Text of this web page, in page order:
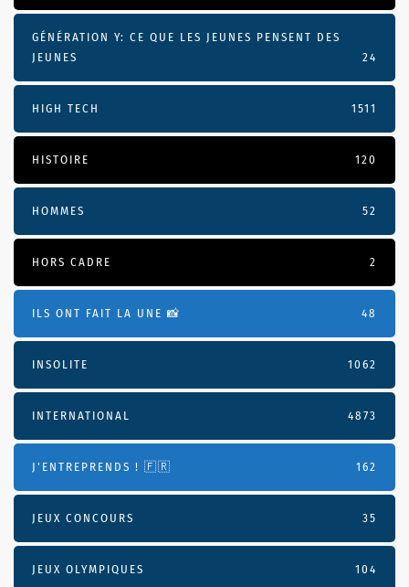
GÉNÉRATION Y: CE QUE LES JEUNES PENSENT DES
JEUNES
24
HIGH TECH 1511
HISTOIRE 120
HOMMES 52
HORS CADRE 2
ILS ONT FAIT LA UNE 📸 48
INSOLITE 1062
INTERNATIONAL 4873
J'ENTREPRENDS ! 🇫🇷 162
JEUX CONCOURS 35
JEUX OLYMPIQUES 104